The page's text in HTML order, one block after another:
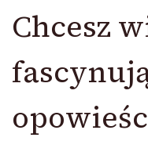
Chcesz